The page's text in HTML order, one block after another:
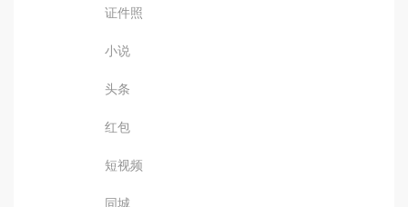
证件照
小说
头条
红包
短视频
同城